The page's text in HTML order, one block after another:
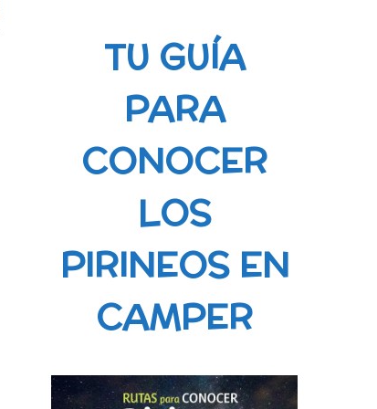
TU GUÍA
PARA
CONOCER
LOS
PIRINEOS EN
CAMPER